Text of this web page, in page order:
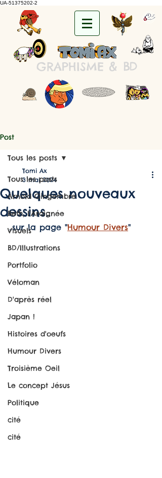
UA-51375202-2
GRAPHISME & BD
Post
Tous les posts
Arnold Gingembre
Beth, l'Araignée
Visuels
BD/Illustrations
Portfolio
Véloman
D'après réel
Japan !
Histoires d'oeufs
Humour Divers
Troisième Oeil
Le concept Jésus
Politique
cité
cité
Tous les posts
Quelques nouveaux
dessins..
Tomi Ax
3 mai 2024
..sur la page "Humour Divers"